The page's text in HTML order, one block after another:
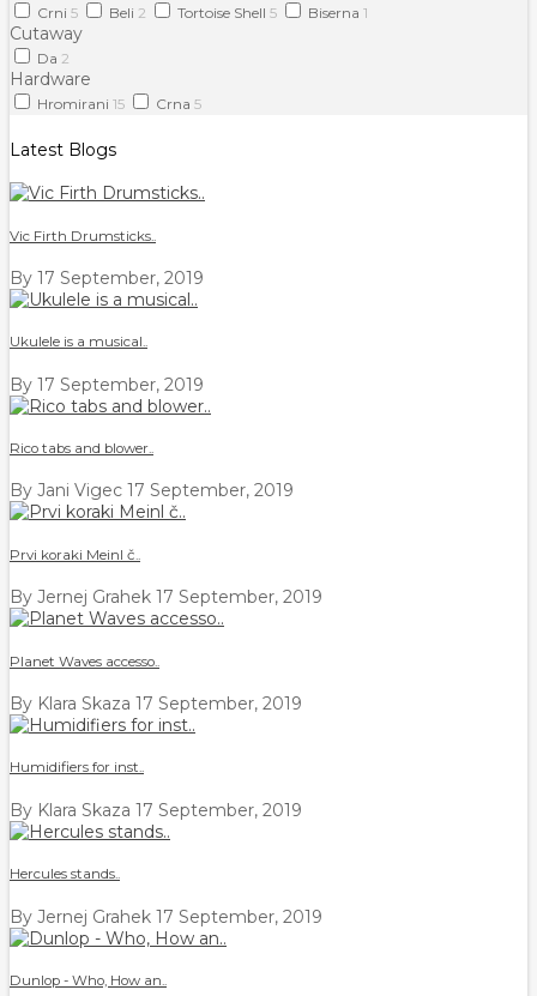
Crni 5 Beli 2 Tortoise Shell 5 Biserna 1
Cutaway
Da 2
Hardware
Hromirani 15 Crna 5
Latest Blogs
Vic Firth Drumsticks..
By 17 September, 2019
Ukulele is a musical..
By 17 September, 2019
Rico tabs and blower..
By Jani Vigec 17 September, 2019
Prvi koraki Meinl č..
By Jernej Grahek 17 September, 2019
Planet Waves accesso..
By Klara Skaza 17 September, 2019
Humidifiers for inst..
By Klara Skaza 17 September, 2019
Hercules stands..
By Jernej Grahek 17 September, 2019
Dunlop - Who, How an..